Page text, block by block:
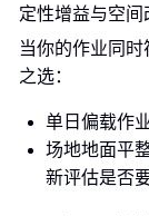
定性增益与空间
当你的作业同
之选：
单日偏载作
场地地面平
新评估是否